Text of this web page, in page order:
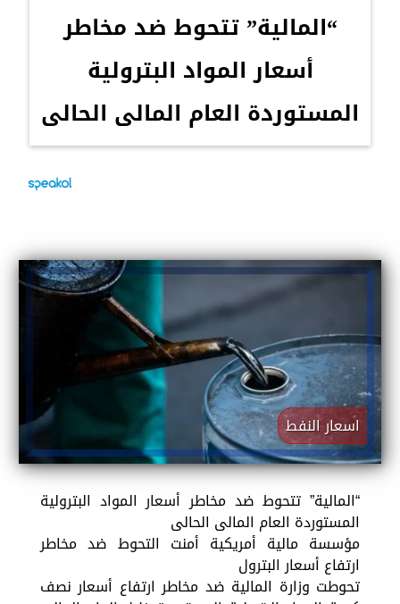
“المالية” تتحوط ضد مخاطر
أسعار المواد البترولية
المستوردة العام المالى الحالى
اسعار النفط
“المالية” تتحوط ضد مخاطر أسعار المواد البترولية
المستوردة العام المالى الحالى
مؤسسة مالية أمريكية أمنت التحوط ضد مخاطر
ارتفاع أسعار البترول
تحوطت وزارة المالية ضد مخاطر ارتفاع أسعار نصف